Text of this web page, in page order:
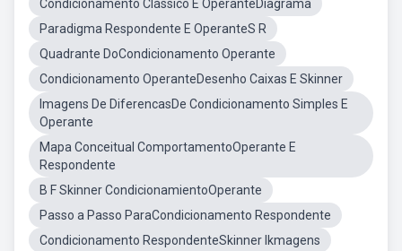
Condicionamento Clássico E OperanteDiagrama
Paradigma Respondente E OperanteS R
Quadrante DoCondicionamento Operante
Condicionamento OperanteDesenho Caixas E Skinner
Imagens De DiferencasDe Condicionamento Simples E
Operante
Mapa Conceitual ComportamentoOperante E
Respondente
B F Skinner CondicionamientoOperante
Passo a Passo ParaCondicionamento Respondente
Condicionamento RespondenteSkinner Ikmagens